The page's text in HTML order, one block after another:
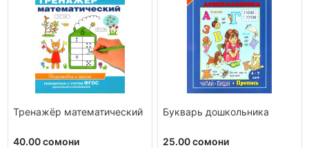
Тренажёр математический
40.00 сомони
Букварь дошкольника
25.00 сомони